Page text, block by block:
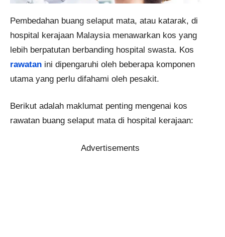
Pembedahan buang selaput mata, atau katarak, di
hospital kerajaan Malaysia menawarkan kos yang
lebih berpatutan berbanding hospital swasta. Kos
rawatan ini dipengaruhi oleh beberapa komponen
utama yang perlu difahami oleh pesakit.
Berikut adalah maklumat penting mengenai kos
rawatan buang selaput mata di hospital kerajaan:
Advertisements